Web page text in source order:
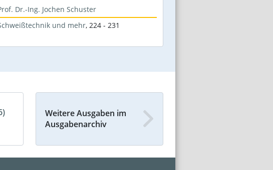
Dr.-Ing. Jochen Schuster
und mehr, 224 - 231
Weitere Ausgaben im
Ausgabenarchiv